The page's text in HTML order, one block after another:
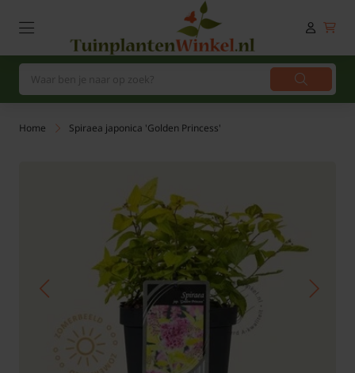
Home Spiraea japonica 'Golden Princess'